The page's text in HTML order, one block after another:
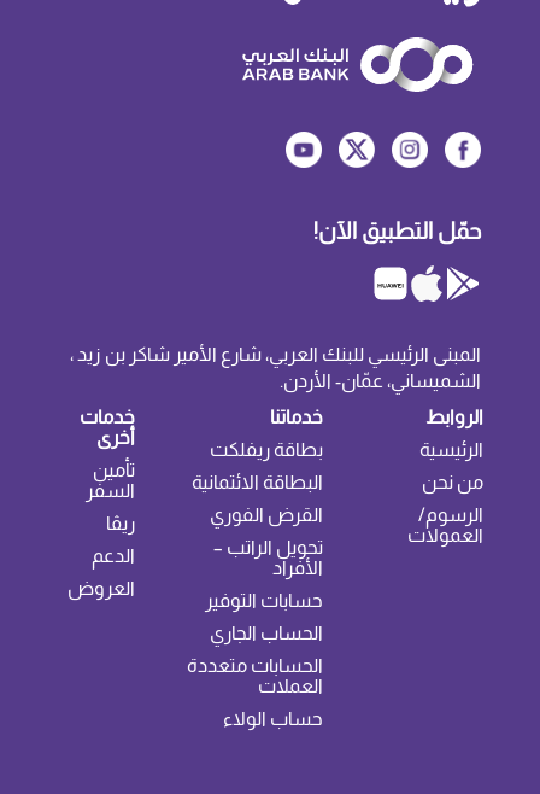
حمّل التطبيق الآن!
المبنى الرئيسي للبنك العربي، شارع الأمير شاكر بن زيد ،
الشميساني، عمّان- الأردن.
الروابط
الرئيسية
من نحن
الرسوم/
العمولات
خدماتنا
بطاقة ريفلكت
البطاقة الائتمانية
القرض الفوري
تحويل الراتب –
الأفراد
حسابات التوفير
الحساب الجاري
الحسابات متعددة
العملات
حساب الولاء
خدمات
أخرى
تأمين
السفر
ريڤا
الدعم
العروض